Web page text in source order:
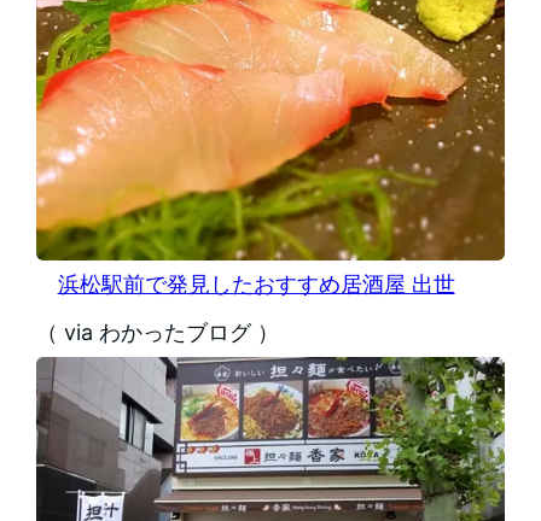
浜松駅前で発見したおすすめ居酒屋 出世
（ via わかったブログ ）